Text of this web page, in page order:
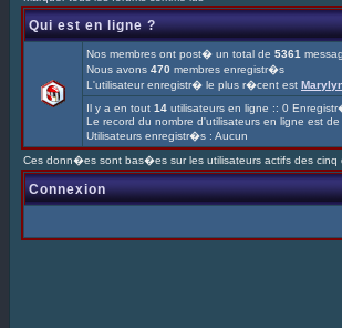
Qui est en ligne ?
Nos membres ont post� un total de 5361
Nous avons 470 membres enregistr�s
L'utilisateur enregistr� le plus r�cent est
Il y a en tout 14 utilisateurs en ligne :: 0
Le record du nombre d'utilisateurs en ligne est de
Utilisateurs enregistr�s : Aucun
Ces donn�es sont bas�es sur les utilisateurs actifs des cinq
Connexion